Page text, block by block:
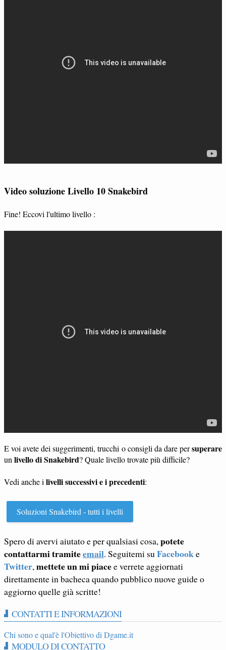
Video soluzione Livello 10 Snakebird
Fine! Eccovi l'ultimo livello :
E voi avete dei suggerimenti, trucchi o consigli da dare persuperare
unlivello di Snakebird? Quale livello trovate più difficile?
Vedi anche ilivelli successivi e i precedenti:
Soluzioni Snakebird - tutti i livelli
Spero di avervi aiutato e per qualsiasi cosa,potete
contattarmi tramiteemail. Seguitemi suFacebooke
Twitter,mettete un mi piacee verrete aggiornati
direttamente in bacheca quando pubblico nuove guide o
aggiorno quelle già scritte!
CONTATTI E INFORMAZIONI
Chi sono e qual'è l'Obiettivo di Dgame.it
MODULO DI CONTATTO